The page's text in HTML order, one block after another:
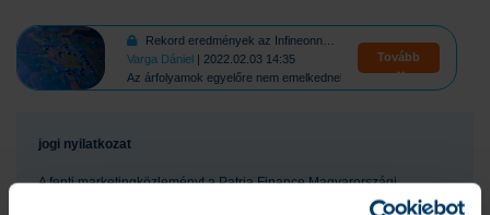
Rekord eredmények az Infineonnál, valamint a Qualcommnál
Varga Dániel | 2022.02.03 14:35
Az árfolyamok egyelőre nem emelkednek
Tovább
jogi nyilatkozat
A fenti marketingközleményt a Patria Finance Magyarországi
”) állította össze. A K&H